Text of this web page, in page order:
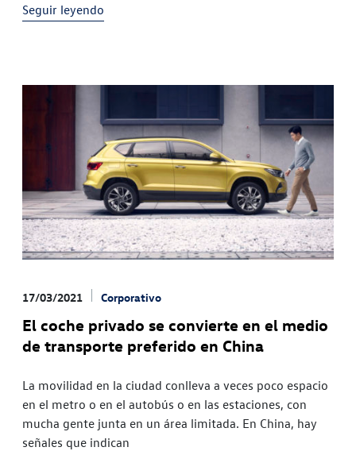
Seguir leyendo
17/03/2021 Corporativo
El coche privado se convierte en el medio
de transporte preferido en China
La movilidad en la ciudad conlleva a veces poco espacio
en el metro o en el autobús o en las estaciones, con
mucha gente junta en un área limitada. En China, hay
señales que indican